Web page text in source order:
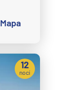
Mapa
12
nocí